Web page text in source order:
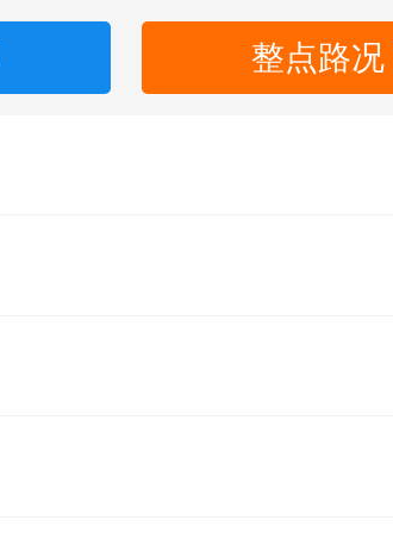
整点路况